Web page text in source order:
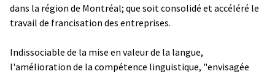
dans la région de Montréal; que soit consolidé et accéléré le
travail de francisation des entreprises.
Indissociable de la mise en valeur de la langue,
l'amélioration de la compétence linguistique, "envisagée